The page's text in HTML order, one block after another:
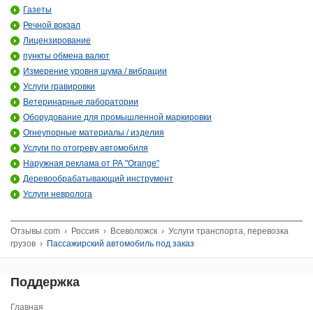
Газеты
Речной вокзал
Лицензирование
пункты обмена валют
Измерение уровня шума / вибрации
Услуги гравировки
Ветеринарные лаборатории
Оборудование для промышленной маркировки
Огнеупорные материалы / изделия
Услуги по отогреву автомобиля
Наружная реклама от РА "Orange"
Деревообрабатывающий инструмент
Услуги невролога
Отзывы.com › Россия › Всеволожск › Услуги транспорта, перевозка
грузов › Пассажирский автомобиль под заказ
Поддержка
Главная